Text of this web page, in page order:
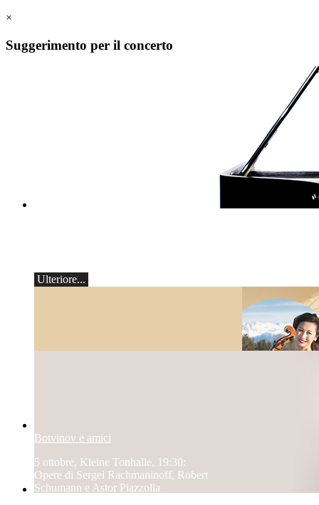
×
Suggerimento per il concerto
Ulteriore...
Botvinov e amici
5 ottobre, Kleine Tonhalle, 19:30:
Opere di Sergei Rachmaninoff, Robert
Schumann e Astor Piazzolla